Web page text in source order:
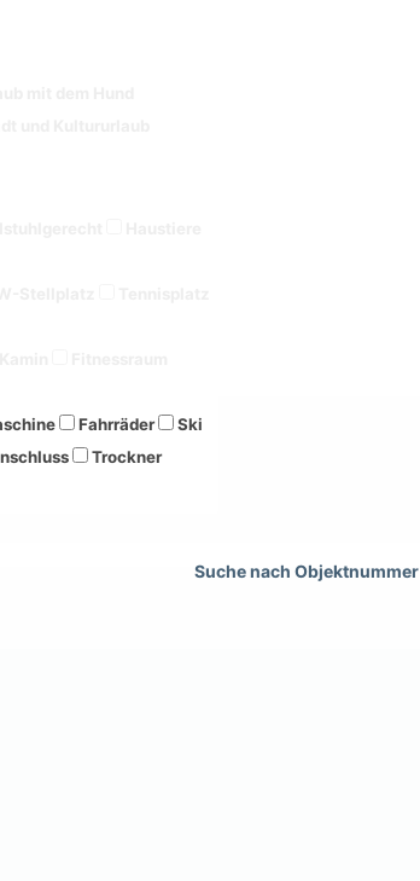
Fahrräder
Ski
Trockner
Suche nach Objektnummer